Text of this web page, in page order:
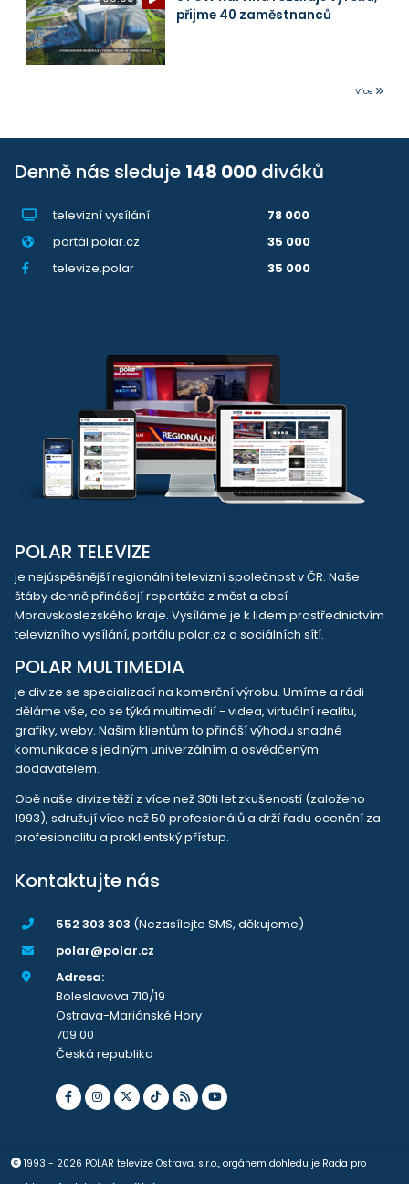
přijme 40 zaměstnanců
Více
Denně nás sleduje 148 000 diváků
televizní vysílání
78 000
portál polar.cz
35 000
televize.polar
35 000
POLAR TELEVIZE
je nejúspěšnější regionální televizní společnost v ČR. Naše
štáby denně přinášejí reportáže z měst a obcí
Moravskoslezského kraje. Vysíláme je k lidem prostřednictvím
televizního vysílání, portálu polar.cz a sociálních sítí.
POLAR MULTIMEDIA
je divize se specializací na komerční výrobu. Umíme a rádi
děláme vše, co se týká multimedií - videa, virtuální realitu,
grafiky, weby. Našim klientům to přináší výhodu snadné
komunikace s jediným univerzálním a osvědčeným
dodavatelem.
Obě naše divize těží z více než 30ti let zkušeností (založeno
1993), sdružují více než 50 profesionálů a drží řadu ocenění za
profesionalitu a proklientský přístup.
Kontaktujte nás
552 303 303 (Nezasílejte SMS, děkujeme)
polar@polar.cz
Adresa:
Boleslavova 710/19
Ostrava-Mariánské Hory
709 00
Česká republika
1993 - 2026 POLAR televize Ostrava, s.r.o., orgánem dohledu je Rada pro